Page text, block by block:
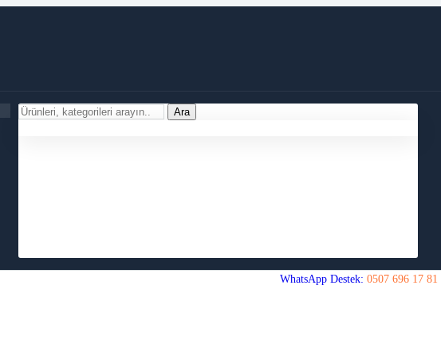
Ara
WhatsApp Destek: 0507 696 17 81